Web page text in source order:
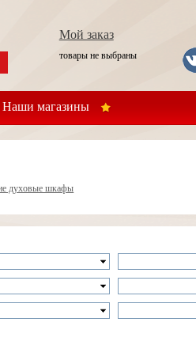
Наши магазины
Мой заказ
товары не выбраны
духовые шкафы